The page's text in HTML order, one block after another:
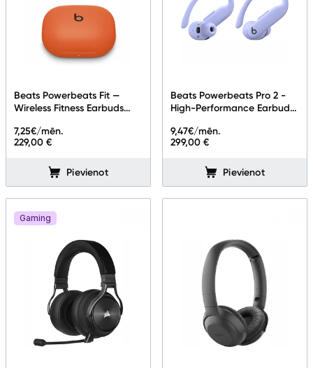
Beats Powerbeats Fit —
Wireless Fitness Earbuds
Orange
229,00 €
7,25€/mēn.
Pievienot
Beats Powerbeats Pro 2 -
High-Performance Earbuds
299,00 €
9,47€/mēn.
Pievienot
Gaming